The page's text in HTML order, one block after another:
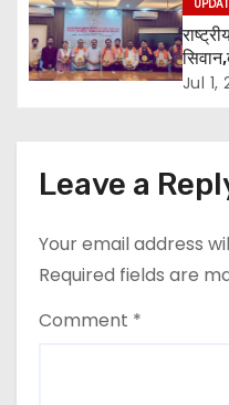
एवं
पाण्डेय
गया।
Jul 1,
Leave a
Your email address
Required fields are
Comment *